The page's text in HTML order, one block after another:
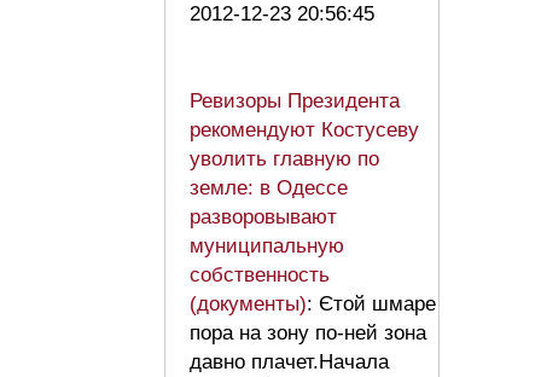
2012-12-23 20:56:45
Ревизоры Президента
рекомендуют Костусеву
уволить главную по
земле: в Одессе
разворовывают
муниципальную
собственность
(документы): Єтой шмаре
пора на зону по-ней зона
давно плачет.Начала